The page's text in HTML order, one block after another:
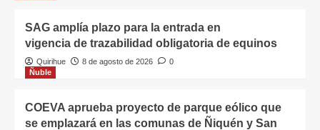
SAG amplía plazo para la entrada en
vigencia de trazabilidad obligatoria de equinos
Quirihue 8 de agosto de 2026
0
Ñuble
COEVA aprueba proyecto de parque eólico que
se emplazará en las comunas de Ñiquén y San